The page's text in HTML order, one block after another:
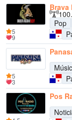
Brava
Pop
5
9
5
3
Pos